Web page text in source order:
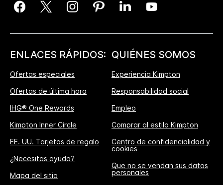
ENLACES RÁPIDOS:
Ofertas especiales
Ofertas de última hora
IHG® One Rewards
Kimpton Inner Circle
EE. UU. Tarjetas de regalo
¿Necesitas ayuda?
Mapa del sitio
QUIÉNES SOMOS
Experiencia Kimpton
Responsabilidad social
Empleo
Comprar al estilo Kimpton
Centro de confidencialidad y
cookies
Que no se vendan sus datos
personales